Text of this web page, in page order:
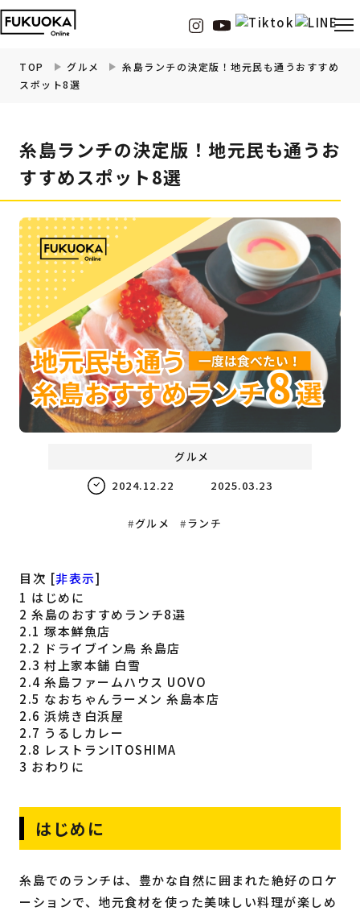
福岡の観光・お出かけ 情報
福岡のイベント情報
福岡の ビューティー情報
福岡のフィットネス情報
福岡の暮らし情報
福岡の教育・子育て情報
福岡のビジネス情報
TOP グルメ
糸島ランチの決定版！地元民も通うおすすめ
スポット8選
糸島ランチの決定版！地元民も通うお
すすめスポット8選
グルメ
2024.12.22
2025.03.23
グルメ ランチ
目次 [非表示]
1 はじめに
2 糸島のおすすめランチ8選
2.1 塚本鮮魚店
2.2 ドライブイン鳥 糸島店
2.3 村上家本舗 白雪
2.4 糸島ファームハウス UOVO
2.5 なおちゃんラーメン 糸島本店
2.6 浜焼き白浜屋
2.7 うるしカレー
2.8 レストランITOSHIMA
3 おわりに
はじめに
糸島でのランチは、豊かな自然に囲まれた絶好のロケ
ーションで、地元食材を使った美味しい料理が楽しめ